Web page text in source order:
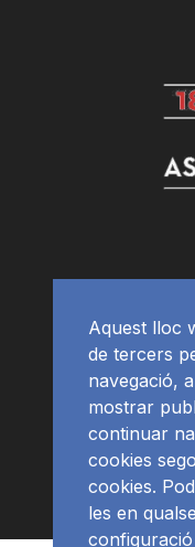
Aquest lloc
de tercers
navegació,
mostrar
continuar
cookies
cookies.
les en